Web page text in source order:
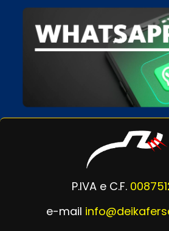
P.IVA e C.F.
e-mail